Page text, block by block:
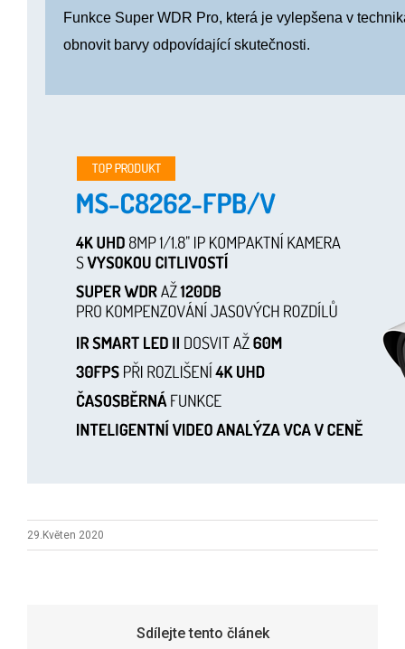
Funkce Super WDR Pro, která je vylepšena v
obnovit barvy odpovídající skutečnosti.
29.Květen 2020
Sdílejte tento článek